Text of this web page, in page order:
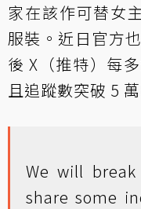
家在該作可替女
服裝。近日官方
後 X（推特）每
且追蹤數突破 5
We will
share some